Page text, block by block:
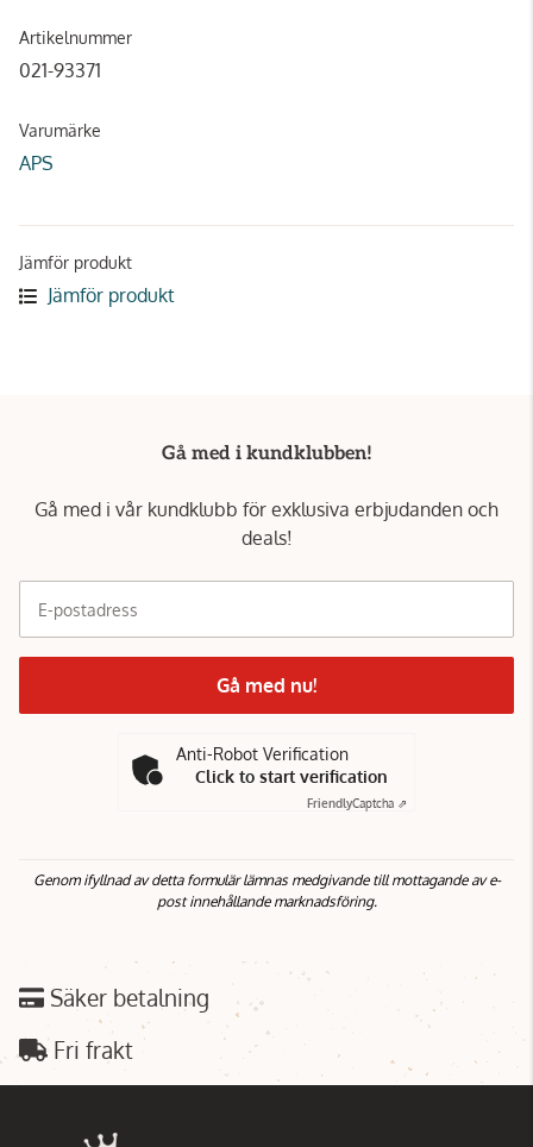
Artikelnummer
021-93371
Varumärke
APS
Jämför produkt
Jämför produkt
Gå med i kundklubben!
Gå med i vår kundklubb för exklusiva erbjudanden och
deals!
E-postadress
Gå med nu!
Anti-Robot Verification
Click to start verification
FriendlyCaptcha ⇗
Genom ifyllnad av detta formulär lämnas medgivande till mottagande av e-
post innehållande marknadsföring.
Säker betalning
Fri frakt